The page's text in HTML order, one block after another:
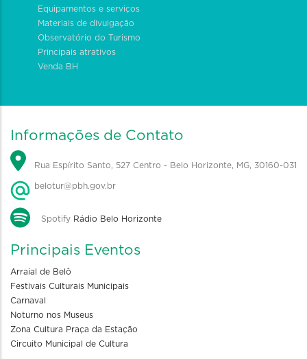
Equipamentos e serviços
Materiais de divulgação
Observatório do Turismo
Principais atrativos
Venda BH
Informações de Contato
Rua Espírito Santo, 527 Centro - Belo Horizonte, MG, 30160-031
belotur@pbh.gov.br
Spotify Rádio Belo Horizonte
Principais Eventos
Arraial de Belô
Festivais Culturais Municipais
Carnaval
Noturno nos Museus
Zona Cultura Praça da Estação
Circuito Municipal de Cultura